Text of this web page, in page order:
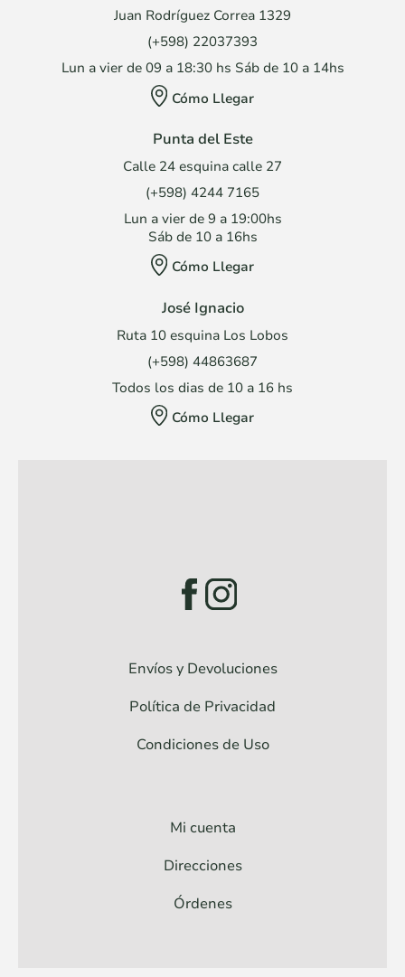
Juan Rodríguez Correa 1329
(+598) 22037393
Lun a vier de 09 a 18:30 hs Sáb de 10 a 14hs
Cómo Llegar
Punta del Este
Calle 24 esquina calle 27
(+598) 4244 7165
Lun a vier de 9 a 19:00hs
Sáb de 10 a 16hs
Cómo Llegar
José Ignacio
Ruta 10 esquina Los Lobos
(+598) 44863687
Todos los dias de 10 a 16 hs
Cómo Llegar
Envíos y Devoluciones
Política de Privacidad
Condiciones de Uso
Mi cuenta
Direcciones
Órdenes